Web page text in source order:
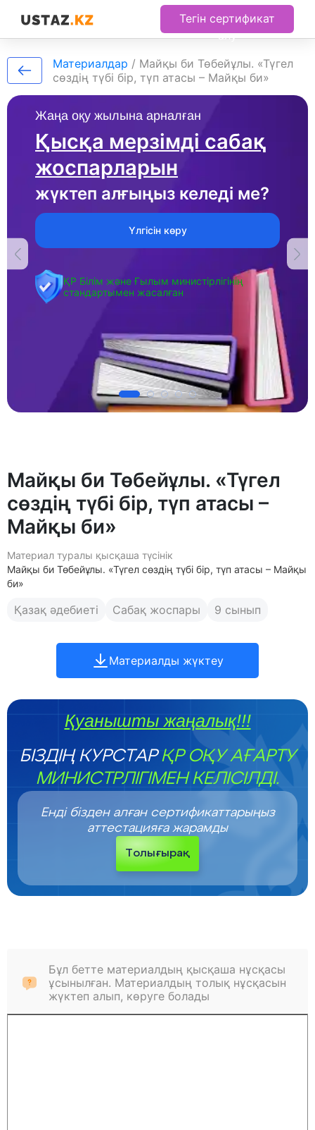
Тегін сертификат
алу
Жаңа оқу жылына арналған
Қысқа мерзімді сабақ
жоспарларын
жүктеп алғыңыз келеді ме?
Үлгісін көру
ҚР Білім және Ғылым министірлігінің
стандартымен жасалған
Материалдар / Майқы би Төбейұлы. «Түгел
сөздің түбі бір, түп атасы – Майқы би»
Майқы би Төбейұлы. «Түгел
сөздің түбі бір, түп атасы –
Майқы би»
Материал туралы қысқаша түсінік
Майқы би Төбейұлы. «Түгел сөздің түбі бір, түп атасы – Майқы
би»
Қазақ әдебиеті Сабақ жоспары 9 сынып
Материалды жүктеу
Қуанышты жаңалық!!!
БІЗДІҢ КУРСТАРҚР ОҚУ АҒАРТУ
МИНИСТРЛІГІМЕН КЕЛІСІЛДІ.
Енді бізден алған сертификаттарыңыз
аттестацияға жарамды
Толығырақ
Бұл бетте материалдың қысқаша нұсқасы
ұсынылған. Материалдың толық нұсқасын
жүктеп алып, көруге болады